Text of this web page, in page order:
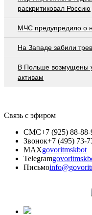
раскритиковал Россию
МЧС предупредило о
На Западе забили
В Польше возмущены
активам
Связь с эфиром
СМС+7 (925) 88-88-
Звонок+7 (495) 73-
MAXgovoritmskbot
Telegram
Письмо